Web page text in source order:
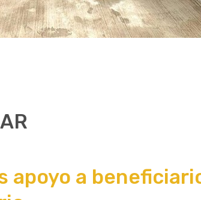
apoyo a